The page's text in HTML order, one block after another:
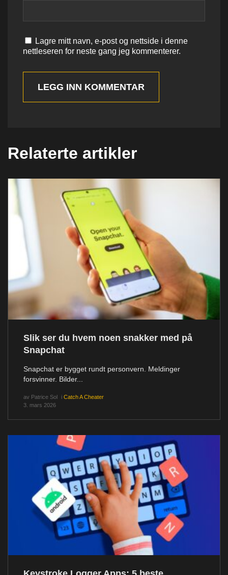
Lagre mitt navn, e-post og nettside i denne
nettleseren for neste gang jeg kommenterer.
LEGG INN KOMMENTAR
Relaterte artikler
Slik ser du hvem noen snakker med på
Snapchat
Snapchat er bygget rundt personvern. Meldinger
forsvinner. Bilder...
av Patrice Sol i Catch A Cheater
3. mars 2026